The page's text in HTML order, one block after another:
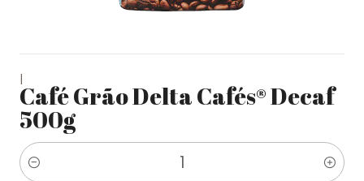
|
Café Grão Delta Cafés® Decaf
500g
Quantité